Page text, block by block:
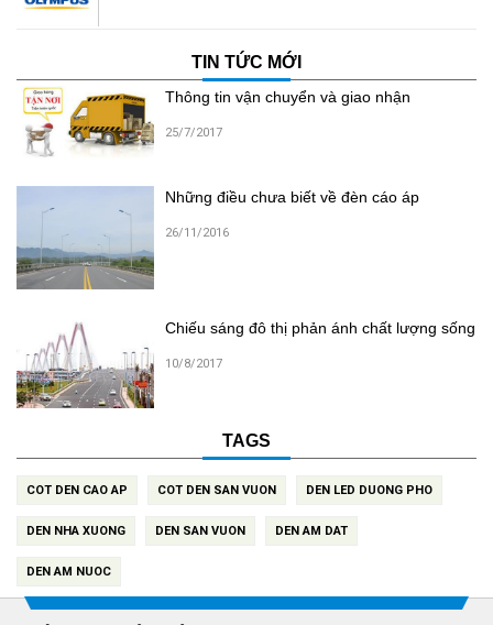
TIN TỨC MỚI
Thông tin vận chuyển và giao nhận
25/7/2017
Những điều chưa biết về đèn cáo áp
26/11/2016
Chiếu sáng đô thị phản ánh chất lượng sống
10/8/2017
TAGS
COT DEN CAO AP COT DEN SAN VUON DEN LED DUONG PHO
DEN NHA XUONG DEN SAN VUON DEN AM DAT
DEN AM NUOC